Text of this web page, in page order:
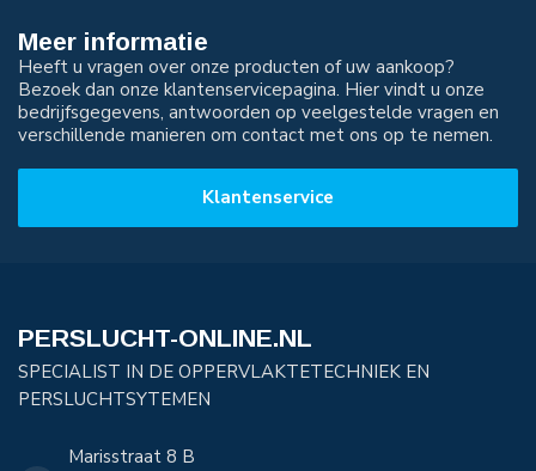
Meer informatie
Heeft u vragen over onze producten of uw aankoop?
Bezoek dan onze klantenservicepagina. Hier vindt u onze
bedrijfsgegevens, antwoorden op veelgestelde vragen en
verschillende manieren om contact met ons op te nemen.
Klantenservice
PERSLUCHT-ONLINE.NL
SPECIALIST IN DE OPPERVLAKTETECHNIEK EN
PERSLUCHTSYTEMEN
Marisstraat 8 B